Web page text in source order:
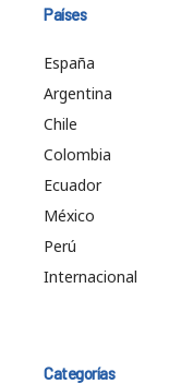
Países
España
Argentina
Chile
Colombia
Ecuador
México
Perú
Internacional
Categorías